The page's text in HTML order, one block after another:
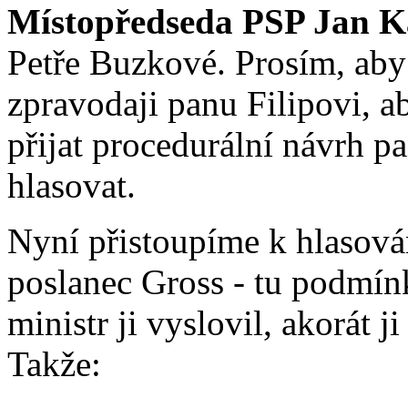
Místopředseda PSP Jan
Petře Buzkové. Prosím,
zpravodaji panu Filipovi,
přijat procedurální návrh
hlasovat.
Nyní přistoupíme k
poslanec Gross - tu
ministr ji vyslovil, akorát ji
Takže: